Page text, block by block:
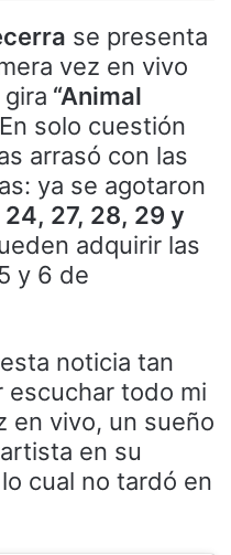
se presenta
vez en vivo
“Animal
solo cuestión
arrasó con las
ya se agotaron
27, 28, 29 y
adquirir las
y 6 de
noticia tan
escuchar todo mi
en vivo, un sueño
en su
cual no tardó en